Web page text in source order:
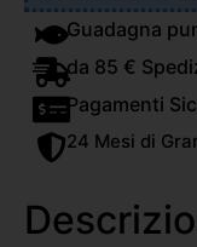
Guadagna
da 85 €
Pagamenti
24 Mesi di